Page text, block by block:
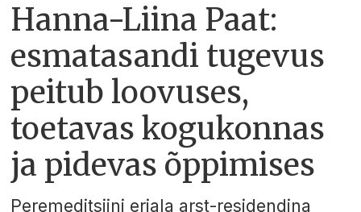
Hanna-Liina Paat:
esmatasandi tugevus
peitub loovuses,
toetavas kogukonnas
ja pidevas õppimises
Peremeditsiini eriala arst-residendina